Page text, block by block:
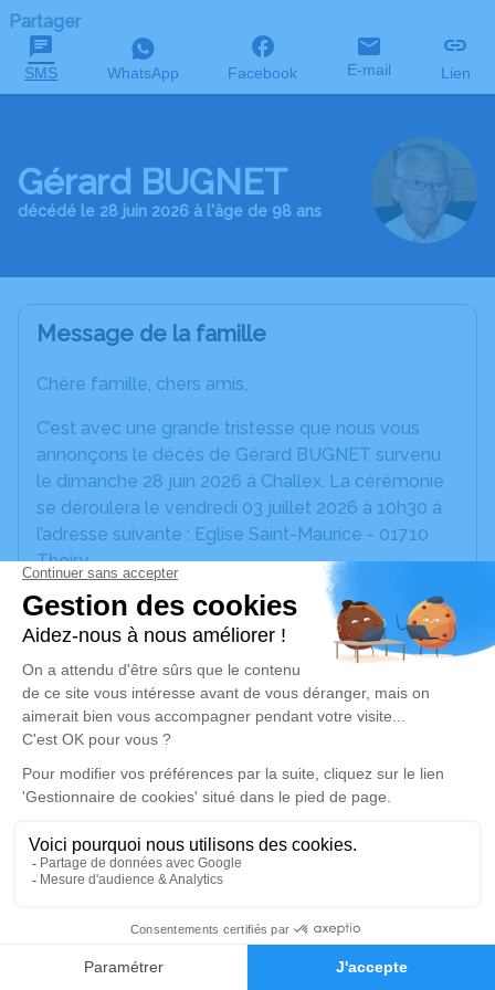
Faire-part Hommages
Partager
SMS WhatsApp Facebook E-mail Lien
Gérard BUGNET
décédé le 28 juin 2026 à l'âge de 98 ans
Message de la famille
Chère famille, chers amis,
C’est avec une grande tristesse que nous vous
annonçons le décès de Gérard BUGNET survenu
le dimanche 28 juin 2026 à Challex. La cérémonie
se déroulera le vendredi 03 juillet 2026 à 10h30 à
l’adresse suivante : Eglise Saint-Maurice - 01710
Thoiry.
Si vous le souhaitez vous pouvez utiliser cet
espace pour laisser vos condoléances, partager
des photos souvenirs, une anecdote ou exprimer
vos pensées à travers des poèmes ou des textes.
Cet endroit est un lieu d'expression dédié à
honorer la mémoire de Gérard BUGNET.
Je rends hommage
Cérémonie religieuse
Eglise Saint-Maurice de Thoiry
01710 Thoiry